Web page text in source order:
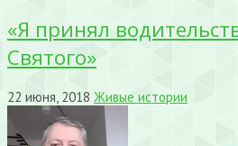
«Я принял
Святого»
22 июня, 2018 Живые истории